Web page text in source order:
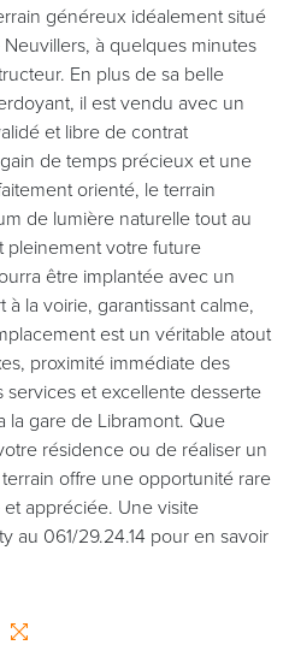
généreux idéalement situé
à quelques minutes
En plus de sa belle
il est vendu avec un
et libre de contrat
de temps précieux et une
orienté, le terrain
de lumière naturelle tout au
pleinement votre future
être implantée avec un
la voirie, garantissant calme,
est un véritable atout
proximité immédiate des
et excellente desserte
la gare de Libramont. Que
résidence ou de réaliser un
offre une opportunité rare
appréciée. Une visite
au 061/29.24.14 pour en savoir